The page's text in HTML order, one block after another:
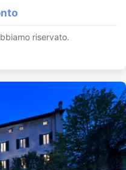
riservato.